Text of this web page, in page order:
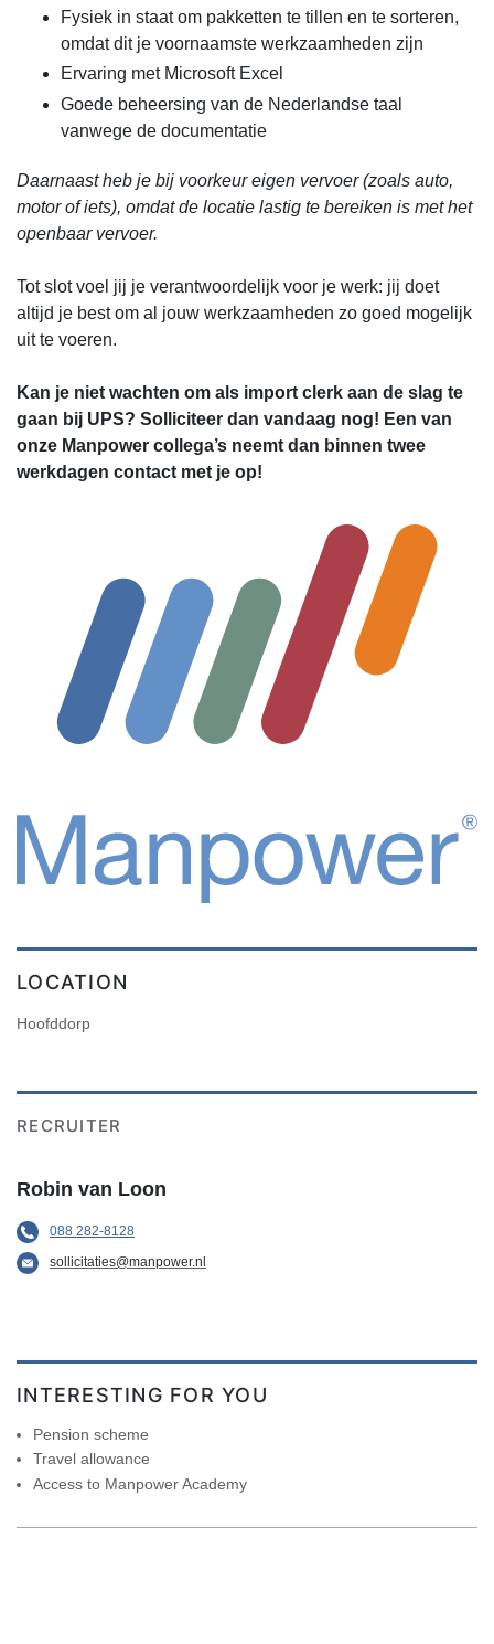
Fysiek in staat om pakketten te tillen en te sorteren,
omdat dit je voornaamste werkzaamheden zijn
Ervaring met Microsoft Excel
Goede beheersing van de Nederlandse taal
vanwege de documentatie
Daarnaast heb je bij voorkeur eigen vervoer (zoals auto,
motor of iets), omdat de locatie lastig te bereiken is met het
openbaar vervoer.
Tot slot voel jij je verantwoordelijk voor je werk: jij doet
altijd je best om al jouw werkzaamheden zo goed mogelijk
uit te voeren.
Kan je niet wachten om als import clerk aan de slag te
gaan bij UPS? Solliciteer dan vandaag nog! Een van
onze Manpower collega’s neemt dan binnen twee
werkdagen contact met je op!
LOCATION
Hoofddorp
RECRUITER
Robin van Loon
088 282-8128
sollicitaties@manpower.nl
INTERESTING FOR YOU
Pension scheme
Travel allowance
Access to Manpower Academy